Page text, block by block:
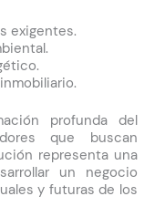
exigentes.
profunda del
que buscan
representa una
un negocio
y futuras de los